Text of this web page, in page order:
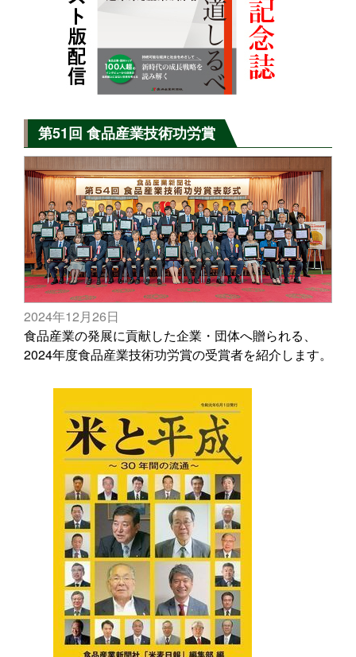
第51回 食品産業技術功労賞
2024年12月26日
食品産業の発展に貢献した企業・団体へ贈られる、
2024年度食品産業技術功労賞の受賞者を紹介します。